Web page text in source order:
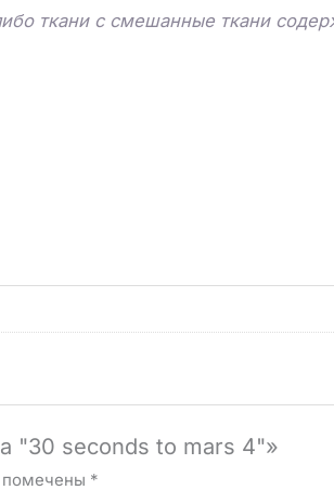
ткани с смешанные ткани
"30 seconds to mars 4"»
помечены *